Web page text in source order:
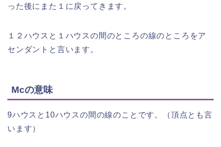
った後にまた１に戻ってきます。
１２ハウスと１ハウスの間のところの線のところをア
センダントと言います。
Mcの意味
9ハウスと10ハウスの間の線のことです。（頂点とも言
います）